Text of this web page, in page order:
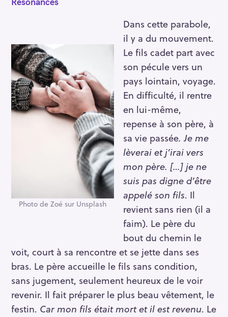
Photo de Zoé sur Unsplash
Dans cette parabole,
il y a du mouvement.
Le fils cadet part avec
son pécule vers un
pays lointain, voyage.
En difficulté, il rentre
en lui-même,
repense à son père, à
sa vie passée. Je me
lèverai et j’irai vers
mon père. […] je ne
suis pas digne d’être
appelé son fils. Il
revient sans rien (il a
faim). Le père du
bout du chemin le
voit, court à sa rencontre et se jette dans ses
bras. Le père accueille le fils sans condition,
sans jugement, seulement heureux de le voir
revenir. Il fait préparer le plus beau vêtement, le
festin. Car mon fils était mort et il est revenu. Le
S
o